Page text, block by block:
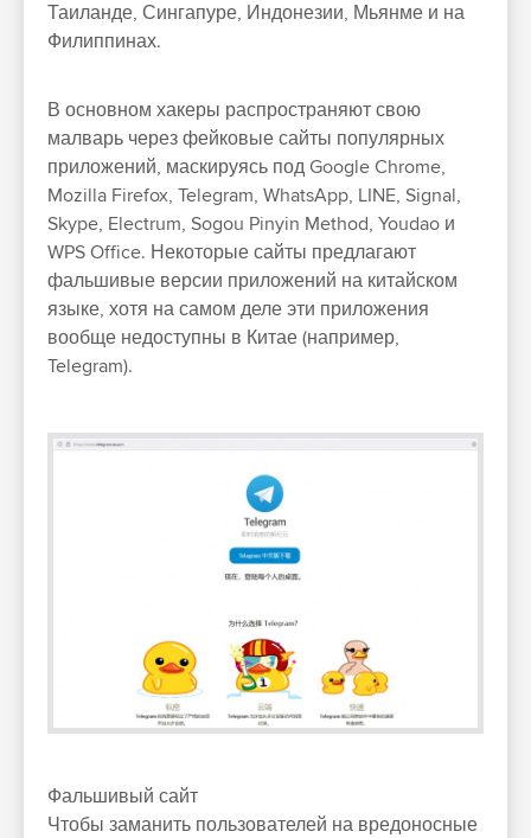
Таиланде, Сингапуре, Индонезии, Мьянме и на
Филиппинах.
В основном хакеры распространяют свою
малварь через фейковые сайты популярных
приложений, маскируясь под Google Chrome,
Mozilla Firefox, Telegram, WhatsApp, LINE, Signal,
Skype, Electrum, Sogou Pinyin Method, Youdao и
WPS Office. Некоторые сайты предлагают
фальшивые версии приложений на китайском
языке, хотя на самом деле эти приложения
вообще недоступны в Китае (например,
Telegram).
Фальшивый сайт
Чтобы заманить пользователей на вредоносные